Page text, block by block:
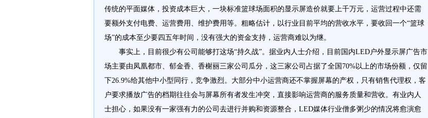
传统的平面媒体，投资成本巨大，一块标准篮球场面积的显示屏造价就要上千万元，运营过程中还需
要额外支付电费、运营费用、维护费用等。粗略估计，以行业目前平均的营收水平，要收回一个“篮球
场”的成本至少要四五年时间，没有强大的资金支持，运营商难以为继。
事实上，目前很少有公司能够打这场“持久战”。据业内人士介绍，目前国内LED户外显示屏广告市
场主要由凤凰都市、郁金香、香榭丽三家公司瓜分，这三家公司占据了全国70%以上的市场份额，仅留
下26.9%给其他中小型同行，竞争激烈。大部分中小运营商还不掌握屏幕的产权，只有销售代理权，客
户要求播放广告的档期往往会与屏幕所有者发生冲突，直接影响运营商的服务质量和营收。有业内人
士担心，如果没有一家强有力的公司去进行并购和资源整合，LED媒体行业僧多粥少的情况将愈演愈